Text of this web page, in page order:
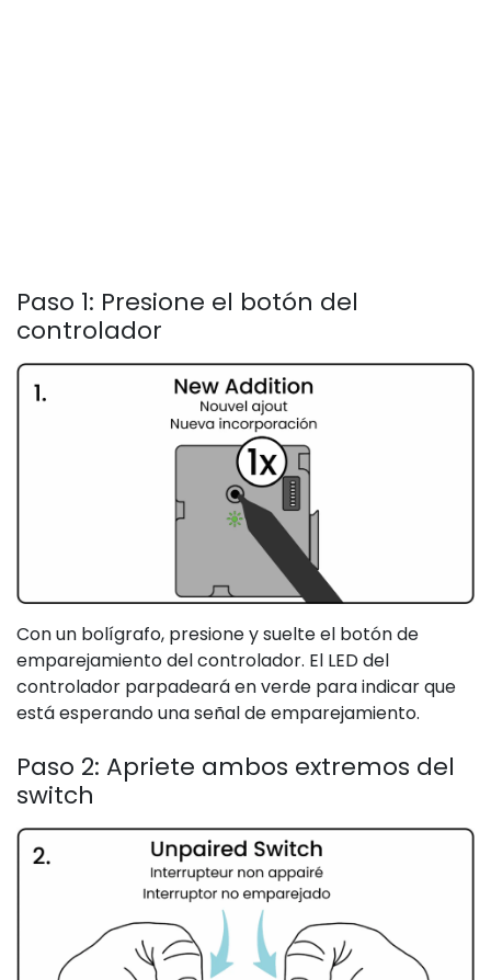
Paso 1: Presione el botón del
controlador
Con un bolígrafo, presione y suelte el botón de
emparejamiento del controlador. El LED del
controlador parpadeará en verde para indicar que
está esperando una señal de emparejamiento.
Paso 2: Apriete ambos extremos del
switch​